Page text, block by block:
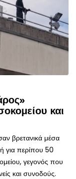
και
βρετανικά μέσα
για περίπου 50
γεγονός που
και συνοδούς.